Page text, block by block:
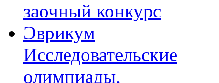
заочный конкурс
Эврикум
Исследовательские
олимпиады,